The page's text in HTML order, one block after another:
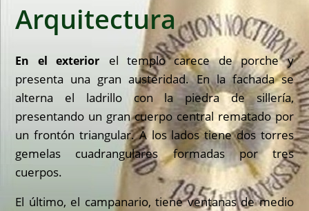
Arquitectura
En el exterior
el templo carece de porche y
presenta una gran austeridad. En la fachada se
alterna el ladrillo con la piedra de sillería,
presentando un gran cuerpo central rematado por
un frontón triangular. A los lados tiene dos torres
gemelas cuadrangulares formadas por tres
cuerpos.
El último, el campanario, tiene ventanas de medio